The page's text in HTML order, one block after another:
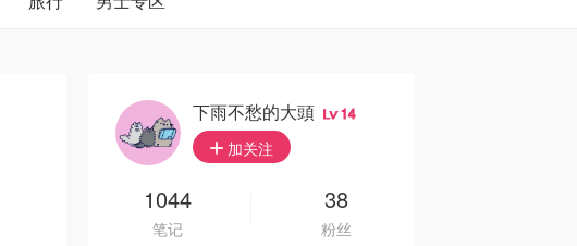
🇩🇪
下雨不愁的大頭 14
加关注
1044
笔记
38
粉丝